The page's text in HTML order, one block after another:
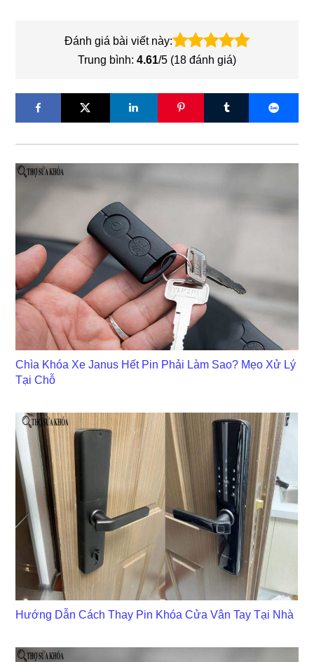
Đánh giá bài viết này:
Trung bình: 4.61/5 (18 đánh giá)
Chìa Khóa Xe Janus Hết Pin Phải Làm Sao? Mẹo Xử Lý
Tại Chỗ
Hướng Dẫn Cách Thay Pin Khóa Cửa Vân Tay Tại Nhà